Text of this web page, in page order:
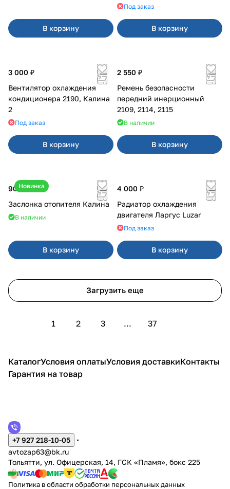
В корзину
Под заказ
В корзину
3 000 ₽
Вентилятор охлаждения
кондиционера 2190, Калина
2
Под заказ
В корзину
2 550 ₽
Ремень безопасности
передний инерционный
2109, 2114, 2115
В наличии
В корзину
Новинка
900 ₽
Заслонка отопителя Калина
В наличии
В корзину
4 000 ₽
Радиатор охлаждения
двигателя Ларгус Luzar
Под заказ
В корзину
Загрузить еще
1 2 3 ... 37
КаталогУсловия оплатыУсловия доставкиКонтакты
Гарантия на товар
+7 927 218-10-05
avtozap63@bk.ru
Тольятти, ул. Офицерская, 14, ГСК «Пламя», бокс 225
Политика в области обработки персональных данных